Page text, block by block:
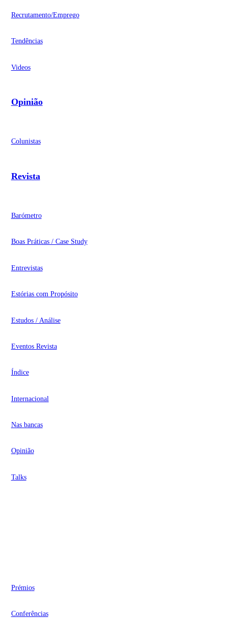
Recrutamento/Emprego
Tendências
Videos
Opinião
Colunistas
Revista
Barómetro
Boas Práticas / Case Study
Entrevistas
Estórias com Propósito
Estudos / Análise
Eventos Revista
Índice
Internacional
Nas bancas
Opinião
Talks
Prémios
Conferências